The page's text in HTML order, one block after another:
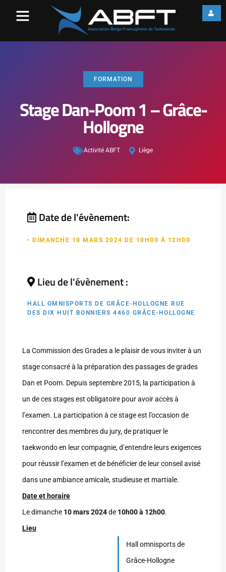
FORMATION
Stage Dan-Poom 1 – Grâce-
Hollogne
Activité ABFT Liège
Date de l'évènement:
• DIMANCHE 10 MARS 2024 DE 10H00 À 12H00
Lieu de l'évènement :
HALL OMNISPORTS DE GRÂCE-HOLLOGNE RUE
DES DIX HUIT BONNIERS 4460 GRÂCE-HOLLOGNE
La Commission des Grades a le plaisir de vous inviter à un
stage consacré à la préparation des passages de grades
Dan et Poom. Depuis septembre 2015, la participation à
un de ces stages est obligatoire pour avoir accès à
l’examen. La participation à ce stage est l’occasion de
rencontrer des membres du jury, de pratiquer le
taekwondo en leur compagnie, d’entendre leurs exigences
pour réussir l’examen et de bénéficier de leur conseil avisé
dans une ambiance amicale, studieuse et martiale.
Date et horaire
Le dimanche 10 mars 2024de 10h00 à 12h00.
Lieu
Hall omnisports de
Grâce-Hollogne